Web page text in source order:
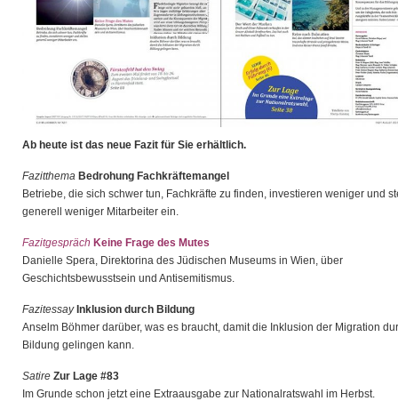
Ab heute ist das neue Fazit für Sie erhältlich.
Fazitthema Bedrohung Fachkräftemangel
Betriebe, die sich schwer tun, Fachkräfte zu finden, investieren weniger und
generell weniger Mitarbeiter ein.
Fazitgespräch Keine Frage des Mutes
Danielle Spera, Direktorina des Jüdischen Museums in Wien, über
Geschichtsbewusstsein und Antisemitismus.
FazitessayInklusion durch Bildung
Anselm Böhmer darüber, was es braucht, damit die Inklusion der Migration
Bildung gelingen kann.
Satire Zur Lage #83
Im Grunde schon jetzt eine Extraausgabe zur Nationalratswahl im Herbst.